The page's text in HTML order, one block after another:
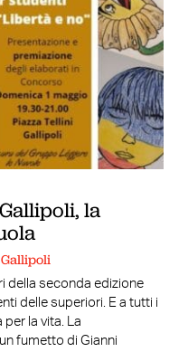
la
della seconda edizione
delle superiori. E a tutti i
la vita. La
fumetto di Gianni